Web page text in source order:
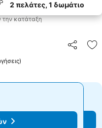
2 πελάτες, 1 δωμάτιο
κατάταξη
)